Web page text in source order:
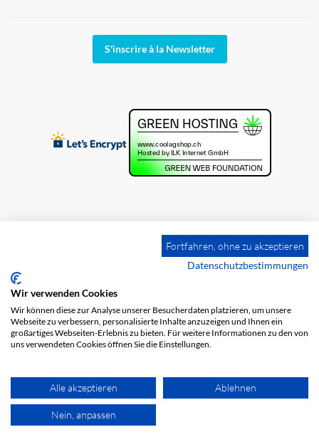
S'inscrire à la Newsletter
Impression Frais de port
CGV
Protection des données
© 2026 COOL AG. Tous les droits sont réservés.
Fortfahren, ohne zu akzeptieren
Datenschutzbestimmungen
Wir verwenden Cookies
Wir können diese zur Analyse unserer Besucherdaten platzieren, um unsere
Webseite zu verbessern, personalisierte Inhalte anzuzeigen und Ihnen ein
großartiges Webseiten-Erlebnis zu bieten. Für weitere Informationen zu den von
uns verwendeten Cookies öffnen Sie die Einstellungen.
Alle akzeptieren Ablehnen
Nein, anpassen